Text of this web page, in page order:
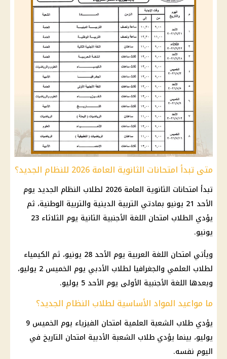
متى تبدأ امتحانات الثانوية العامة 2026 للنظام الجديد؟
تبدأ امتحانات الثانوية العامة 2026 لطلاب النظام الجديد يوم
الأحد 21 يونيو بمادتي التربية الدينية والتربية الوطنية، ثم
يؤدي الطلاب امتحان اللغة الأجنبية الثانية يوم الثلاثاء 23
يونيو.
ويأتي امتحان اللغة العربية يوم الأحد 28 يونيو، ثم الكيمياء
لطلاب العلمي والجغرافيا لطلاب الأدبي يوم الخميس 2 يوليو،
وبعدها اللغة الأجنبية الأولى يوم الأحد 5 يوليو.
ما مواعيد المواد الأساسية لطلاب النظام الجديد؟
يؤدي طلاب الشعبة العلمية امتحان الفيزياء يوم الخميس 9
يوليو، بينما يؤدي طلاب الشعبة الأدبية امتحان التاريخ في
اليوم نفسه.